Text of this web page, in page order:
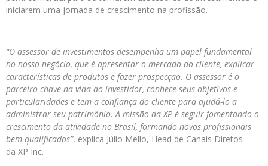
iniciarem uma jornada de crescimento na profissão.
“O assessor de investimentos desempenha um papel fundamental
no nosso negócio, que é apresentar o mercado ao cliente, explicar
características de produtos e fazer prospecção. O assessor é o
parceiro chave na vida do investidor, conhece seus objetivos e
particularidades e tem a confiança do cliente para ajudá-lo a
administrar seu patrimônio. A missão da XP é seguir fomentando o
crescimento da atividade no Brasil, formando novos profissionais
bem qualificados”, explica Júlio Mello, Head de Canais Diretos
da XP Inc.